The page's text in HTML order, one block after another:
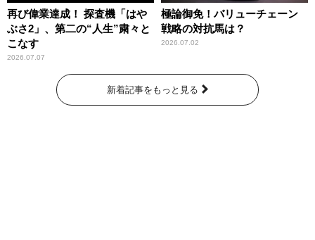
再び偉業達成！ 探査機「はや
ぶさ2」、第二の“人生”粛々と
こなす
2026.07.07
極論御免！バリューチェーン
戦略の対抗馬は？
2026.07.02
新着記事をもっと見る